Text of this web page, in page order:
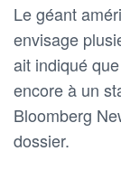
Le géant
envisage
ait indiqué
encore à un
Bloomberg
dossier.